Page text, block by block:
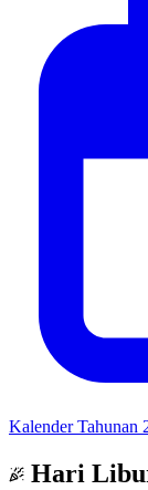
Kalender Tahunan
Hari